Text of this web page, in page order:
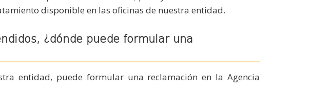
disponible en las oficinas de nuestra entidad.
¿dónde puede formular una
entidad, puede formular una reclamación en la Agencia